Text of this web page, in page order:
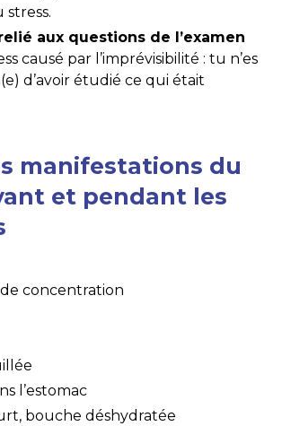
stress.
aux questions de l’examen
causé par l’imprévisibilité : tu n’es
d’avoir étudié ce qui était
manifestations du
et pendant les
concentration
l’estomac
bouche déshydratée